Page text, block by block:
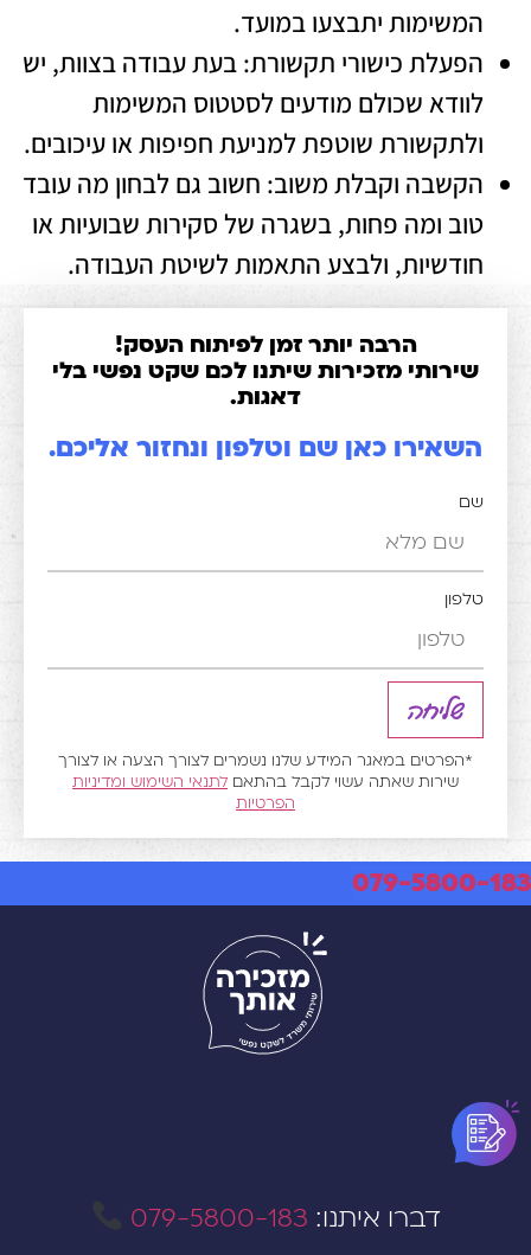
יתבצעו במועד.
כישורי תקשורת: בעת עבודה בצוות, יש
שכולם מודעים לסטטוס המשימות
שוטפת למניעת חפיפות או עיכובים.
וקבלת משוב: חשוב גם לבחון מה עובד
ומה פחות, בשגרה של סקירות שבועיות או
ולבצע התאמות לשיטת העבודה.
הרבה יותר זמן לפיתוח העסק!
מזכירות שיתנו לכם שקט נפשי בלי
דאגות.
כאן שם וטלפון ונחזור אליכם.
במאגר המידע שלנו נשמרים לצורך הצעה או לצורך
שירות שאתה עשוי לקבל בהתאםלתנאי השימושומדיניות
079-
דברו איתנו:079-5800-183